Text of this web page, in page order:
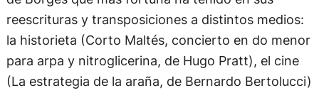
reescrituras y transposiciones a distintos medios:
la historieta (Corto Maltés, concierto en do menor
para arpa y nitroglicerina, de Hugo Pratt), el cine
(La estrategia de la araña, de Bernardo Bertolucci)